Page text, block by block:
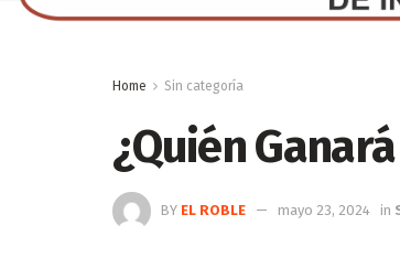
Home Sin categoría
¿Quién
BY EL ROBLE mayo 23, 2024 in